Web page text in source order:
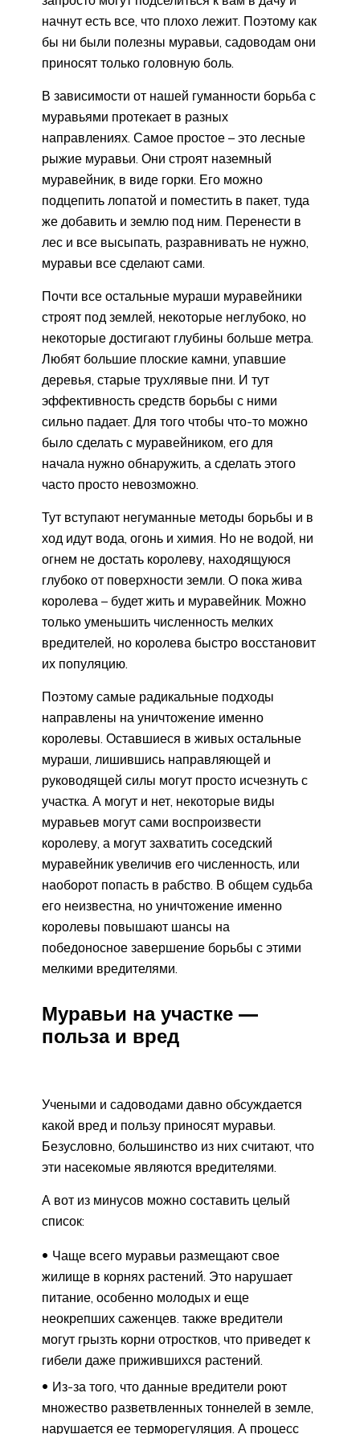
начнут есть все, что плохо лежит. Поэтому как
бы ни были полезны муравьи, садоводам они
приносят только головную боль.
В зависимости от нашей гуманности борьба с
муравьями протекает в разных
направлениях. Самое простое – это лесные
рыжие муравьи. Они строят наземный
муравейник, в виде горки. Его можно
подцепить лопатой и поместить в пакет, туда
же добавить и землю под ним. Перенести в
лес и все высыпать, разравнивать не нужно,
муравьи все сделают сами.
Почти все остальные мураши муравейники
строят под землей, некоторые неглубоко, но
некоторые достигают глубины больше метра.
Любят большие плоские камни, упавшие
деревья, старые трухлявые пни. И тут
эффективность средств борьбы с ними
сильно падает. Для того чтобы что-то можно
было сделать с муравейником, его для
начала нужно обнаружить, а сделать этого
часто просто невозможно.
Тут вступают негуманные методы борьбы и в
ход идут вода, огонь и химия. Но не водой, ни
огнем не достать королеву, находящуюся
глубоко от поверхности земли. О пока жива
королева – будет жить и муравейник. Можно
только уменьшить численность мелких
вредителей, но королева быстро восстановит
их популяцию.
Поэтому самые радикальные подходы
направлены на уничтожение именно
королевы. Оставшиеся в живых остальные
мураши, лишившись направляющей и
руководящей силы могут просто исчезнуть с
участка. А могут и нет, некоторые виды
муравьев могут сами воспроизвести
королеву, а могут захватить соседский
муравейник увеличив его численность, или
наоборот попасть в рабство. В общем судьба
его неизвестна, но уничтожение именно
королевы повышают шансы на
победоносное завершение борьбы с этими
мелкими вредителями.
Муравьи на участке —
польза и вред
Учеными и садоводами давно обсуждается
какой вред и пользу приносят муравьи.
Безусловно, большинство из них считают, что
эти насекомые являются вредителями.
А вот из минусов можно составить целый
список:
Чаще всего муравьи размещают свое
жилище в корнях растений. Это нарушает
питание, особенно молодых и еще
неокрепших саженцев. также вредители
могут грызть корни отростков, что приведет к
гибели даже прижившихся растений.
Из-за того, что данные вредители роют
множество разветвленных тоннелей в земле,
нарушается ее терморегуляция. А процесс